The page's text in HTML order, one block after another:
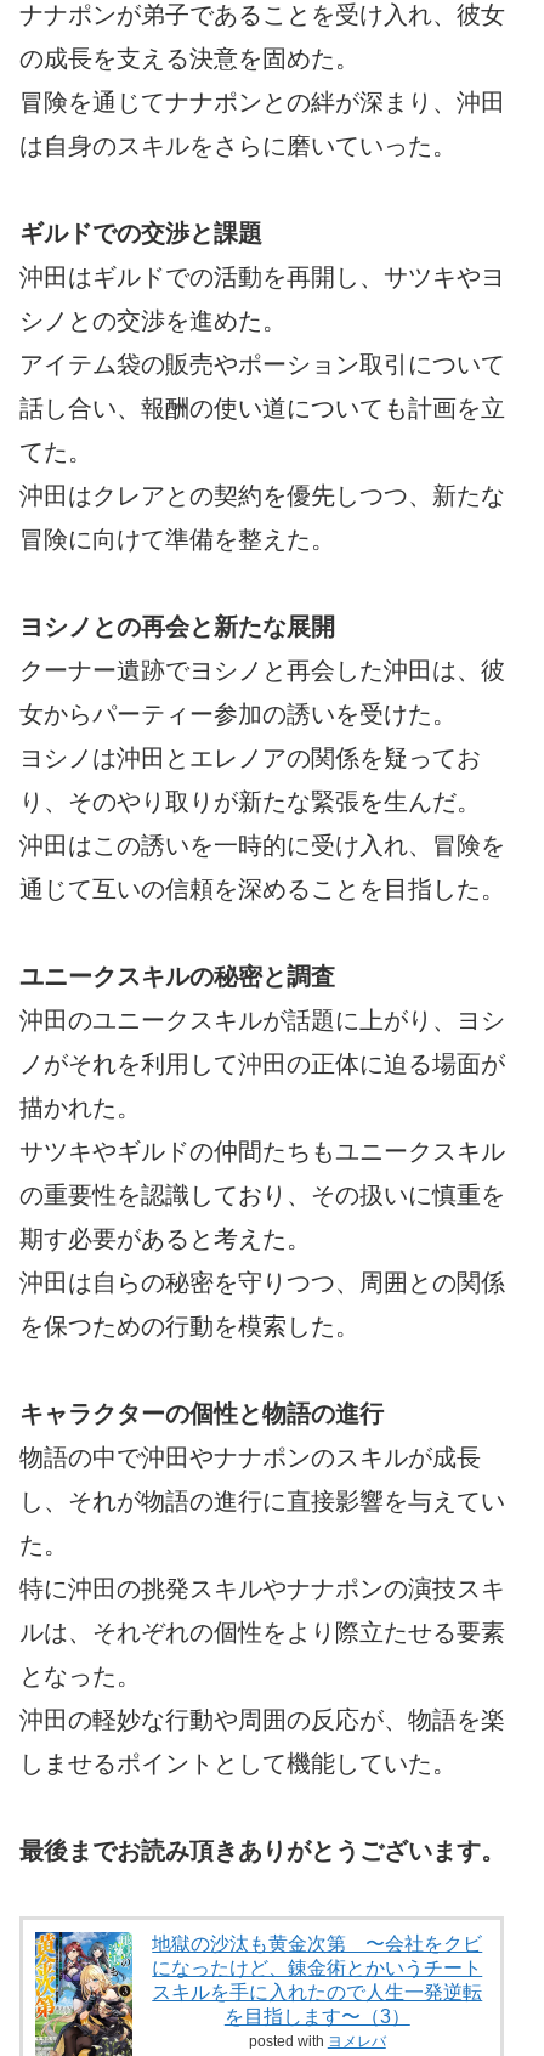
ナナポンが弟子であることを受け入れ、彼女
の成長を支える決意を固めた。
冒険を通じてナナポンとの絆が深まり、沖田
は自身のスキルをさらに磨いていった。
ギルドでの交渉と課題
沖田はギルドでの活動を再開し、サツキやヨ
シノとの交渉を進めた。
アイテム袋の販売やポーション取引について
話し合い、報酬の使い道についても計画を立
てた。
沖田はクレアとの契約を優先しつつ、新たな
冒険に向けて準備を整えた。
ヨシノとの再会と新たな展開
クーナー遺跡でヨシノと再会した沖田は、彼
女からパーティー参加の誘いを受けた。
ヨシノは沖田とエレノアの関係を疑ってお
り、そのやり取りが新たな緊張を生んだ。
沖田はこの誘いを一時的に受け入れ、冒険を
通じて互いの信頼を深めることを目指した。
ユニークスキルの秘密と調査
沖田のユニークスキルが話題に上がり、ヨシ
ノがそれを利用して沖田の正体に迫る場面が
描かれた。
サツキやギルドの仲間たちもユニークスキル
の重要性を認識しており、その扱いに慎重を
期す必要があると考えた。
沖田は自らの秘密を守りつつ、周囲との関係
を保つための行動を模索した。
キャラクターの個性と物語の進行
物語の中で沖田やナナポンのスキルが成長
し、それが物語の進行に直接影響を与えてい
た。
特に沖田の挑発スキルやナナポンの演技スキ
ルは、それぞれの個性をより際立たせる要素
となった。
沖田の軽妙な行動や周囲の反応が、物語を楽
しませるポイントとして機能していた。
最後までお読み頂きありがとうございます。
地獄の沙汰も黄金次第 〜会社をクビ
になったけど、錬金術とかいうチート
スキルを手に入れたので人生一発逆転
を目指します〜（3）
posted with ヨメレバ